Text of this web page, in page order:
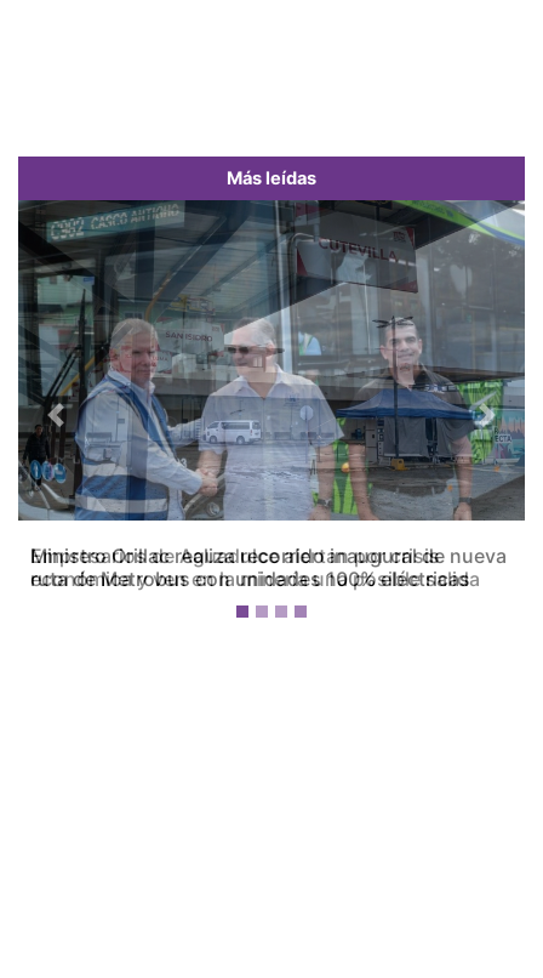
Más leídas
Empresarios de Aguadulce alertan por crisis
económica y ven en la minería una posible salida
Previous Next